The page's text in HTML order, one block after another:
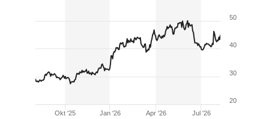
Okt '25 Jan '26 Apr '26 Jul '26
20
30
40
50